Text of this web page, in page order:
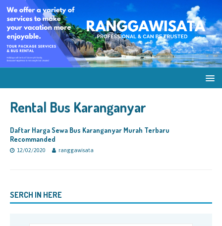
Rental Bus Karanganyar
Daftar Harga Sewa Bus Karanganyar Murah Terbaru
Recommanded
12/02/2020 ranggawisata
SERCH IN HERE